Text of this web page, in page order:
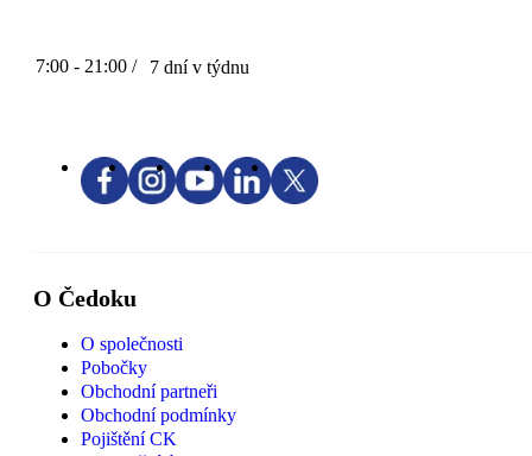
7:00 - 21:00 / 7 dní v týdnu
O Čedoku
O společnosti
Pobočky
Obchodní partneři
Obchodní podmínky
Pojištění CK